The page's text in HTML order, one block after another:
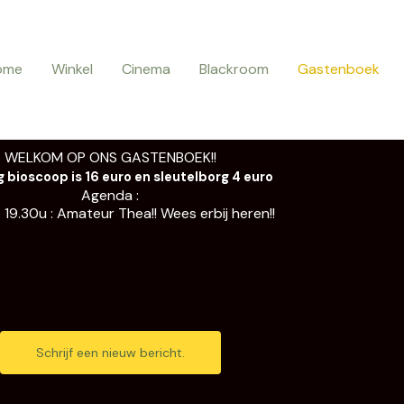
Winkel Cinema Blackroom Gastenboek
WELKOM OP ONS GASTENBOEK!!
bioscoop is 16 euro en sleutelborg 4 euro
Agenda :
19.30u : Amateur Thea!! Wees erbij heren!!